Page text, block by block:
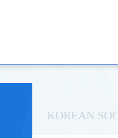
KOREAN